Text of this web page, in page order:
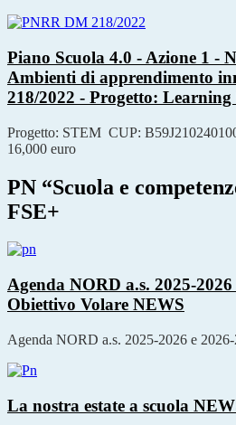
Piano Scuola 4.0 - Azione 1 -
Ambienti di apprendimento
218/2022 - Progetto:
Progetto: STEM CUP:
16,000 euro
PN “Scuola e
FSE+
Agenda NORD a.s. 2025-2026
Obiettivo Volare NEWS
Agenda NORD a.s. 2025-2026 e
La nostra estate a scuola